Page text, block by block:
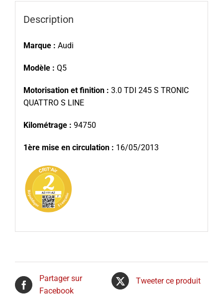
Description
Marque : Audi
Modèle : Q5
Motorisation et finition : 3.0 TDI 245 S TRONIC
QUATTRO S LINE
Kilométrage : 94750
1ère mise en circulation : 16/05/2013
Partager sur
Facebook
Tweeter ce produit